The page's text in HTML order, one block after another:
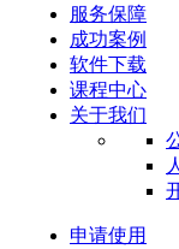
服务保障
成功案例
软件下载
课程中心
关于我们
申请使用